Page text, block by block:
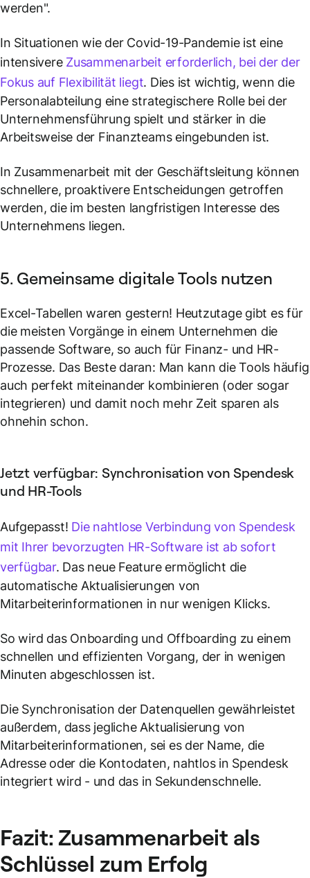
werden".
In Situationen wie der Covid-19-Pandemie ist eine
intensivere Zusammenarbeit erforderlich, bei der der
Fokus auf Flexibilität liegt. Dies ist wichtig, wenn die
Personalabteilung eine strategischere Rolle bei der
Unternehmensführung spielt und stärker in die
Arbeitsweise der Finanzteams eingebunden ist.
In Zusammenarbeit mit der Geschäftsleitung können
schnellere, proaktivere Entscheidungen getroffen
werden, die im besten langfristigen Interesse des
Unternehmens liegen.
5. Gemeinsame digitale Tools nutzen
Excel-Tabellen waren gestern! Heutzutage gibt es für
die meisten Vorgänge in einem Unternehmen die
passende Software, so auch für Finanz- und HR-
Prozesse. Das Beste daran: Man kann die Tools häufig
auch perfekt miteinander kombinieren (oder sogar
integrieren) und damit noch mehr Zeit sparen als
ohnehin schon.
Jetzt verfügbar: Synchronisation von Spendesk
und HR-Tools
Aufgepasst! Die nahtlose Verbindung von Spendesk
mit Ihrer bevorzugten HR-Software ist ab sofort
verfügbar. Das neue Feature ermöglicht die
automatische Aktualisierungen von
Mitarbeiterinformationen in nur wenigen Klicks.
So wird das Onboarding und Offboarding zu einem
schnellen und effizienten Vorgang, der in wenigen
Minuten abgeschlossen ist.
Die Synchronisation der Datenquellen gewährleistet
außerdem, dass jegliche Aktualisierung von
Mitarbeiterinformationen, sei es der Name, die
Adresse oder die Kontodaten, nahtlos in Spendesk
integriert wird - und das in Sekundenschnelle.
Fazit: Zusammenarbeit als
Schlüssel zum Erfolg